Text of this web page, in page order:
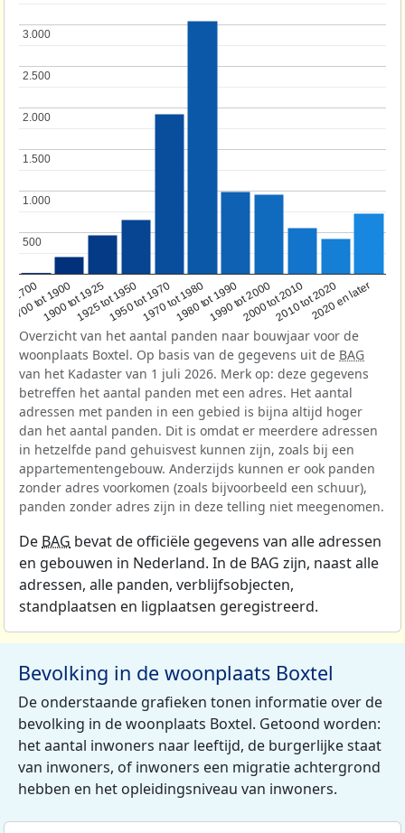
1700
1700 tot 1900
1900 tot 19251925 tot 19501950 tot 19701970 tot 19801980 tot 19901990 tot 20002000 tot 20102010 tot 20202020 en later
500
500
1.000
1.000
1.500
1.500
2.000
2.000
2.500
2.500
3.000
3.000
Overzicht van het aantal panden naar bouwjaar voor de
woonplaats Boxtel. Op basis van de gegevens uit de BAG
van het Kadaster van 1 juli 2026. Merk op: deze gegevens
betreffen het aantal panden met een adres. Het aantal
adressen met panden in een gebied is bijna altijd hoger
dan het aantal panden. Dit is omdat er meerdere adressen
in hetzelfde pand gehuisvest kunnen zijn, zoals bij een
appartementengebouw. Anderzijds kunnen er ook panden
zonder adres voorkomen (zoals bijvoorbeeld een schuur),
panden zonder adres zijn in deze telling niet meegenomen.
De BAG bevat de officiële gegevens van alle adressen
en gebouwen in Nederland. In de BAG zijn, naast alle
adressen, alle panden, verblijfsobjecten,
standplaatsen en ligplaatsen geregistreerd.
Bevolking in de woonplaats Boxtel
De onderstaande grafieken tonen informatie over de
bevolking in de woonplaats Boxtel. Getoond worden:
het aantal inwoners naar leeftijd, de burgerlijke staat
van inwoners, of inwoners een migratie achtergrond
hebben en het opleidingsniveau van inwoners.